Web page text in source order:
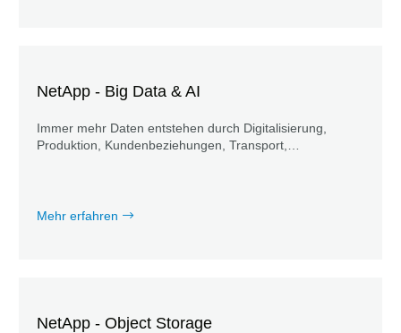
NetApp - Big Data & AI
Immer mehr Daten entstehen durch Digitalisierung,
Produktion, Kundenbeziehungen, Transport,
Wissensvorsprung gegenüber der Konkurrenz erzielen.
Mehr erfahren
NetApp - Object Storage